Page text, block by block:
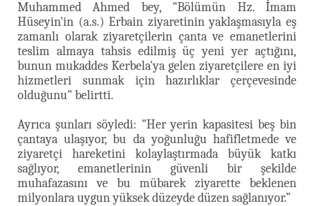
Muhammed Ahmed bey, "Bölümün Hz. İmam
Hüseyin'in (a.s.) Erbain ziyaretinin yaklaşmasıyla eş
zamanlı olarak ziyaretçilerin çanta ve emanetlerini
teslim almaya tahsis edilmiş üç yeni yer açtığını,
bunun mukaddes Kerbela'ya gelen ziyaretçilere en iyi
hizmetleri sunmak için hazırlıklar çerçevesinde
olduğunu" belirtti.
Ayrıca şunları söyledi: "Her yerin kapasitesi beş bin
çantaya ulaşıyor, bu da yoğunluğu hafifletmede ve
ziyaretçi hareketini kolaylaştırmada büyük katkı
sağlıyor, emanetlerinin güvenli bir şekilde
muhafazasını ve bu mübarek ziyarette beklenen
milyonlara uygun yüksek düzeyde düzen sağlanıyor.”